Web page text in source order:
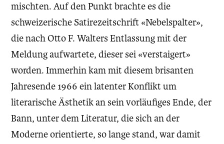
mischten. Auf den Punkt brachte es die
schweizerische Satirezeitschrift «Nebelspalter»,
die nach Otto F. Walters Entlassung mit der
Meldung aufwartete, dieser sei «verstaigert»
worden. Immerhin kam mit diesem brisanten
Jahresende 1966 ein latenter Konflikt um
literarische Ästhetik an sein vorläufiges Ende, der
Bann, unter dem Literatur, die sich an der
Moderne orientierte, so lange stand, war damit